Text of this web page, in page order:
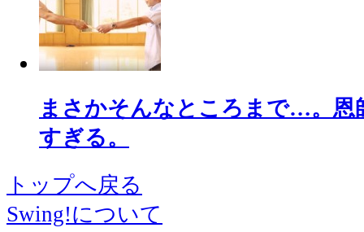
まさかそんなところまで…。恩
すぎる。
トップへ戻る
Swing!について